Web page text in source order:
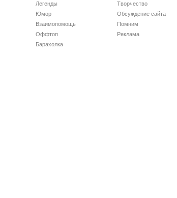
Легенды
Творчество
Юмор
Обсуждение сайта
Взаимопомощь
Помним
Оффтоп
Реклама
Барахолка